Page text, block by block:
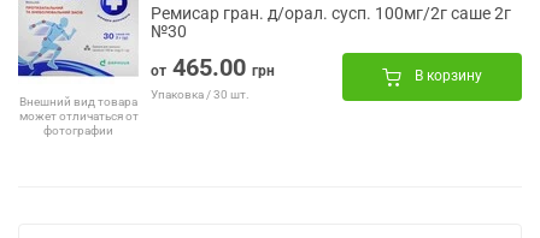
Внешний вид товара
может отличаться от
фотографии
Ремисар гран. д/орал. сусп. 100мг/2г саше 2г
№30
от 465.00 грн
Упаковка / 30 шт.
В корзину